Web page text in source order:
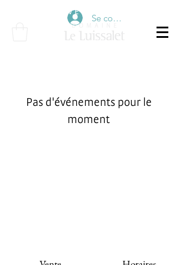
Se connecter
É V É N E M E N T S
Pas d'événements pour le
moment